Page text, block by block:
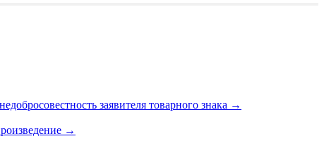
заявителя товарного знака →
→